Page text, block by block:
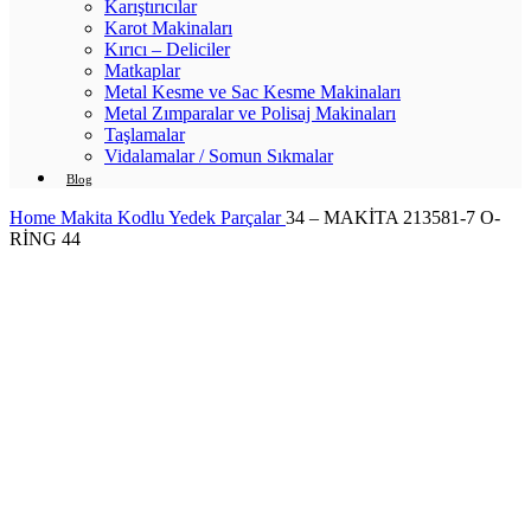
Karıştırıcılar
Karot Makinaları
Kırıcı – Deliciler
Matkaplar
Metal Kesme ve Sac Kesme Makinaları
Metal Zımparalar ve Polisaj Makinaları
Taşlamalar
Vidalamalar / Somun Sıkmalar
Blog
Home Makita Kodlu Yedek Parçalar34 – MAKİTA 213581-7 O-
RİNG 44